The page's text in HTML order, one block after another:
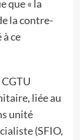
que « la
la contre-
à ce
liée au
unité
(SFIO,